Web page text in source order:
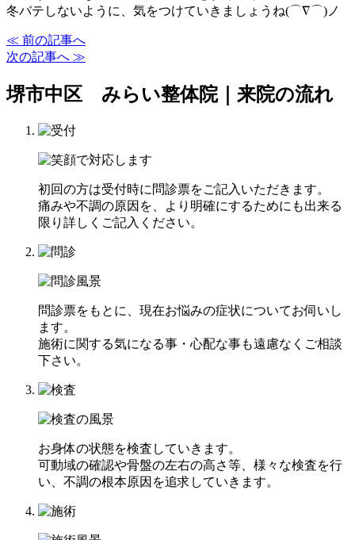
冬バテしないように、気をつけていきましょうね(⌒∇⌒)ノ
≪ 前の記事へ
次の記事へ ≫
堺市中区 みらい整体院｜来院の流れ
初回の方は受付時に問診票をご記入いただきます。
痛みや不調の原因を、より明確にするためにも出来る
限り詳しくご記入ください。
問診票をもとに、現在お悩みの症状についてお伺いし
ます。
施術に関する気になる事・心配な事も遠慮なくご相談
下さい。
お身体の状態を検査していきます。
可動域の確認や骨盤の左右の高さ等、様々な検査を行
い、不調の根本原因を追求していきます。